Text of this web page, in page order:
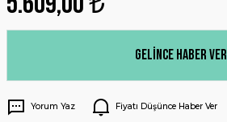
Gelince Haber Ver
Yorum Yaz Fiyatı Düşünce Haber Ver